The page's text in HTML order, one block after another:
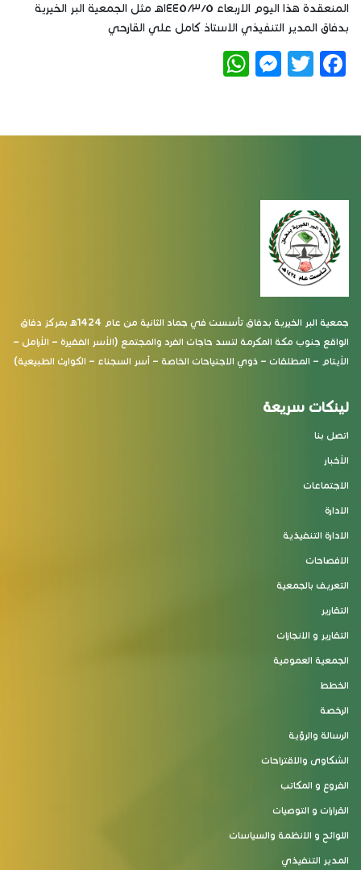
المنعقدة هذا اليوم الاربعاء ١٤٤٥/٣/٥هـ مثل ⁧الجمعية البر الخيرية
بدفاق‬⁩ المدير التنفيذي الاستاذ كامل علي القارحي
Facebook
Twitter
Messenger
جمعية البر الخيرية بدفاق تأسست في جماد الثانية من عام 1424هـ بمركز دفاق
الواقع جنوب مكة المكرمة لتسد حاجات الفرد والمجتمع (الأسر الفقيرة – الأرامل –
الأيتام – المطلقات – ذوي الاجتياحات الخاصة – أسر السجناء – الكوارث الطبيعية)
لينكات سريعة
اتصل بنا
الأخبار
الاجتماعات
الادارة
الادارة التنفيذية
الافصاحات
التعريف بالجمعية
التقارير
التقارير و الانجازات
الجمعية العمومية
الخطط
الرخصة
الرسالة والرؤية
الشكاوى والاقتراحات
الفروع و المكاتب
القرارات و التوصيات
اللوائح و الانظمة والسياسات
المدير التنفيذي